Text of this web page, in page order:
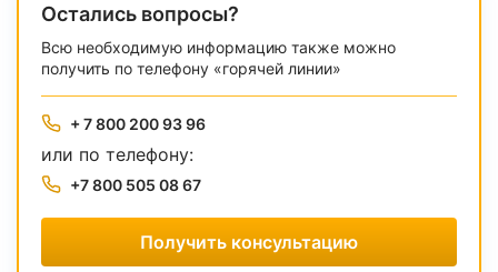
Остались вопросы?
Всю необходимую информацию также можно
получить по телефону «горячей линии»
+ 7 800 200 93 96
или по телефону:
+7 800 505 08 67
Получить консультацию